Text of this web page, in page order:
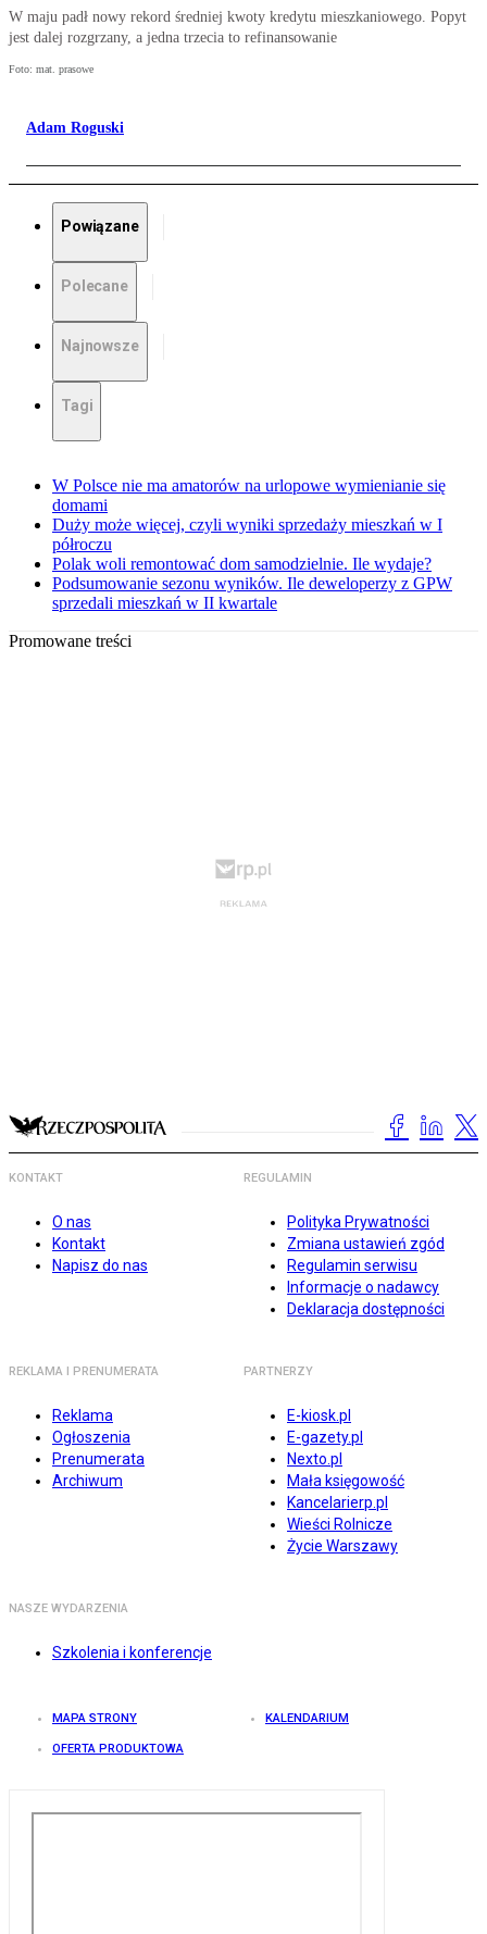
W maju padł nowy rekord średniej kwoty kredytu mieszkaniowego. Popyt
jest dalej rozgrzany, a jedna trzecia to refinansowanie
Foto: mat. prasowe
Adam Roguski
Powiązane
Polecane
Najnowsze
Tagi
W Polsce nie ma amatorów na urlopowe wymienianie się
domami
Duży może więcej, czyli wyniki sprzedaży mieszkań w I
półroczu
Polak woli remontować dom samodzielnie. Ile wydaje?
Podsumowanie sezonu wyników. Ile deweloperzy z GPW
sprzedali mieszkań w II kwartale
Promowane treści
KONTAKT
O nas
Kontakt
Napisz do nas
REGULAMIN
Polityka Prywatności
Zmiana ustawień zgód
Regulamin serwisu
Informacje o nadawcy
Deklaracja dostępności
REKLAMA I PRENUMERATA
Reklama
Ogłoszenia
Prenumerata
Archiwum
PARTNERZY
E-kiosk.pl
E-gazety.pl
Nexto.pl
Mała księgowość
Kancelarierp.pl
Wieści Rolnicze
Życie Warszawy
NASZE WYDARZENIA
Szkolenia i konferencje
MAPA STRONY KALENDARIUM
OFERTA PRODUKTOWA